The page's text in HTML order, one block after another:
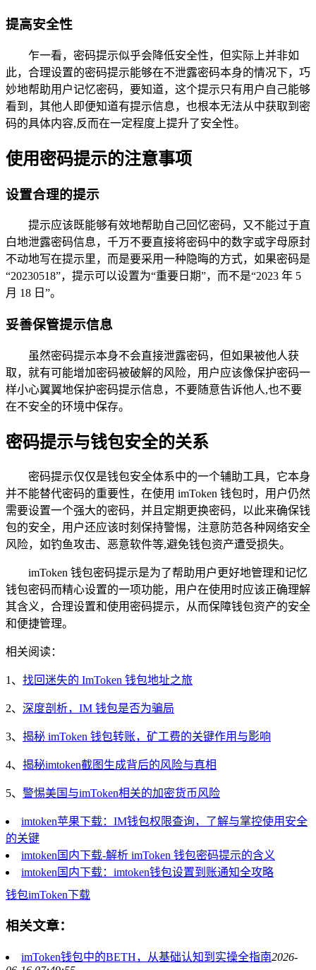
提高安全性
乍一看，密码提示似乎会降低安全性，但实际上并非如
此，合理设置的密码提示能够在不泄露密码本身的情况下，巧
妙地帮助用户记忆密码，要知道，这个提示只有用户自己能够
看到，其他人即便知道有提示信息，也根本无法从中获取到密
码的具体内容,反而在一定程度上提升了安全性。
使用密码提示的注意事项
设置合理的提示
提示应该既能够有效地帮助自己回忆密码，又不能过于直
白地泄露密码信息，千万不要直接将密码中的数字或字母原封
不动地写在提示里，而是要采用一种隐晦的方式，如果密码是
“20230518”，提示可以设置为“重要日期”，而不是“2023 年 5
月 18 日”。
妥善保管提示信息
虽然密码提示本身不会直接泄露密码，但如果被他人获
取，就有可能增加密码被破解的风险，用户应该像保护密码一
样小心翼翼地保护密码提示信息，不要随意告诉他人,也不要
在不安全的环境中保存。
密码提示与钱包安全的关系
密码提示仅仅是钱包安全体系中的一个辅助工具，它本身
并不能替代密码的重要性，在使用 imToken 钱包时，用户仍然
需要设置一个强大的密码，并且定期更换密码，以此来确保钱
包的安全，用户还应该时刻保持警惕，注意防范各种网络安全
风险，如钓鱼攻击、恶意软件等,避免钱包资产遭受损失。
imToken 钱包密码提示是为了帮助用户更好地管理和记忆
钱包密码而精心设置的一项功能，用户在使用时应该正确理解
其含义，合理设置和使用密码提示，从而保障钱包资产的安全
和便捷管理。
相关阅读：
1、 找回迷失的 ImToken 钱包地址之旅
2、 深度剖析，IM 钱包是否为骗局
3、 揭秘 imToken 钱包转账，矿工费的关键作用与影响
4、 揭秘imtoken截图生成背后的风险与真相
5、 警惕美国与imToken相关的加密货币风险
imtoken苹果下载：IM钱包权限查询，了解与掌控使用安全
的关键
imtoken国内下载-解析 imToken 钱包密码提示的含义
imtoken国内下载：imtoken钱包设置到账通知全攻略
钱包imToken下载
相关文章：
imToken钱包中的BETH，从基础认知到实操全指南2026-